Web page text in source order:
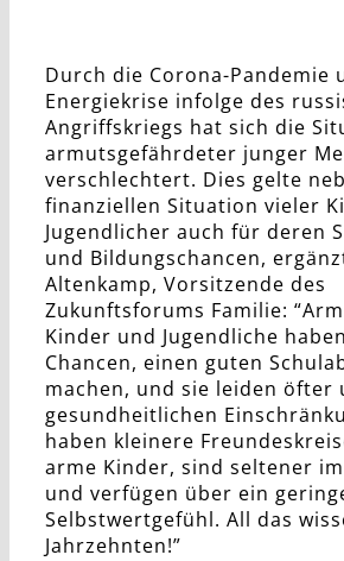
Durch die Corona-Pandemie
Energiekrise infolge des
Angriffskriegs hat sich die
armutsgefährdeter junger
verschlechtert. Dies gelte
finanziellen Situation vieler
Jugendlicher auch für deren
und Bildungschancen,
Altenkamp, Vorsitzende des
Zukunftsforums Familie:
Kinder und Jugendliche
Chancen, einen guten
machen, und sie leiden öfter
gesundheitlichen
haben kleinere
arme Kinder, sind seltener
und verfügen über ein
Selbstwertgefühl. All das
Jahrzehnten!”